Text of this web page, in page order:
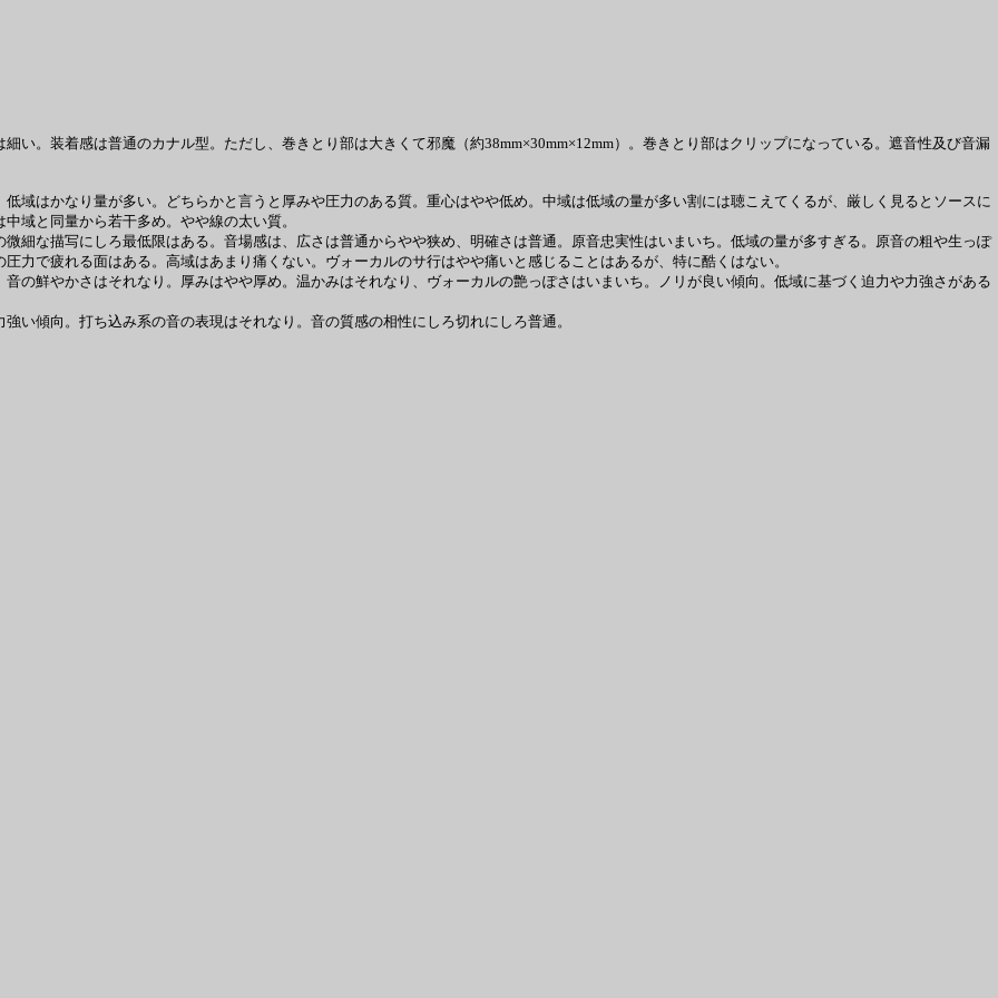
。装着感は普通のカナル型。ただし、巻きとり部は大きくて邪魔（約38mm×30mm×12mm）。巻きとり部はクリップになっている。遮音性及び音漏
はかなり量が多い。どちらかと言うと厚みや圧力のある質。重心はやや低め。中域は低域の量が多い割には聴こえてくるが、厳しく見るとソースに
域と同量から若干多め。やや線の太い質。
な描写にしろ最低限はある。音場感は、広さは普通からやや狭め、明確さは普通。原音忠実性はいまいち。低域の量が多すぎる。原音の粗や生っぽ
力で疲れる面はある。高域はあまり痛くない。ヴォーカルのサ行はやや痛いと感じることはあるが、特に酷くはない。
鮮やかさはそれなり。厚みはやや厚め。温かみはそれなり、ヴォーカルの艶っぽさはいまいち。ノリが良い傾向。低域に基づく迫力や力強さがある
傾向。打ち込み系の音の表現はそれなり。音の質感の相性にしろ切れにしろ普通。